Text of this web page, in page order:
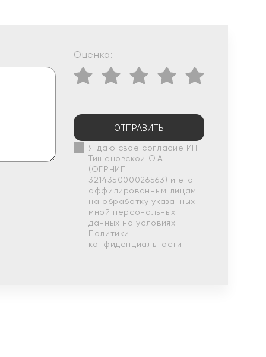
Оценка:
ОТПРАВИТЬ
Я даю свое согласие ИП
Тишеновской О.А.
(ОГРНИП
321435000026563) и его
аффилированным лицам
на обработку указанных
мной персональных
данных на условиях
Политики
конфиденциальности